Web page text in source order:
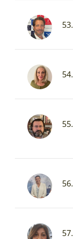
53.
54.
55.
56.
57.